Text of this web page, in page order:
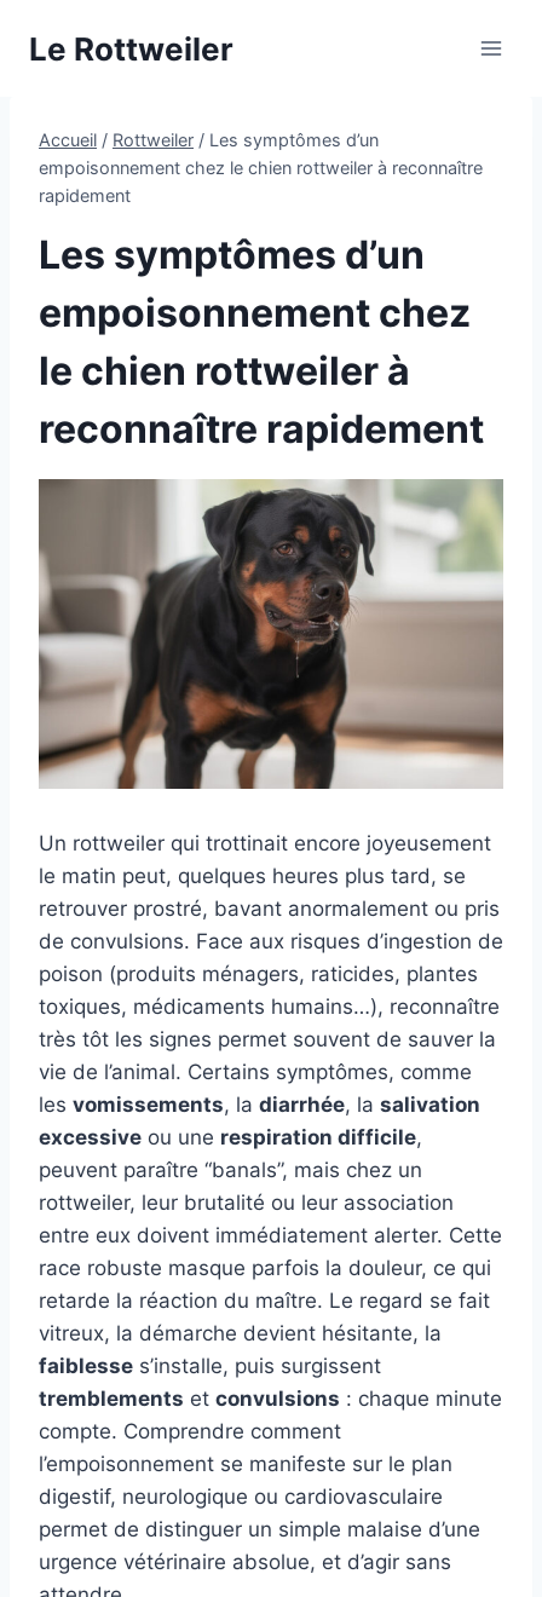
Le Rottweiler
Accueil / Rottweiler / Les symptômes d’un
empoisonnement chez le chien rottweiler à reconnaître
rapidement
Les symptômes d’un
empoisonnement chez
le chien rottweiler à
reconnaître rapidement
Un rottweiler qui trottinait encore joyeusement
le matin peut, quelques heures plus tard, se
retrouver prostré, bavant anormalement ou pris
de convulsions. Face aux risques d’ingestion de
poison (produits ménagers, raticides, plantes
toxiques, médicaments humains…), reconnaître
très tôt les signes permet souvent de sauver la
vie de l’animal. Certains symptômes, comme
les vomissements, la diarrhée, la salivation
excessive ou une respiration difficile,
peuvent paraître “banals”, mais chez un
rottweiler, leur brutalité ou leur association
entre eux doivent immédiatement alerter. Cette
race robuste masque parfois la douleur, ce qui
retarde la réaction du maître. Le regard se fait
vitreux, la démarche devient hésitante, la
faiblesse s’installe, puis surgissent
tremblements et convulsions : chaque minute
compte. Comprendre comment
l’empoisonnement se manifeste sur le plan
digestif, neurologique ou cardiovasculaire
permet de distinguer un simple malaise d’une
urgence vétérinaire absolue, et d’agir sans